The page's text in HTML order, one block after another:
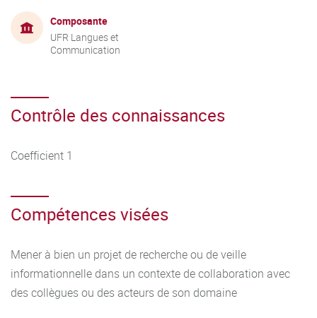
Composante
UFR Langues et
Communication
Contrôle des connaissances
Coefficient 1
Compétences visées
Mener à bien un projet de recherche ou de veille
informationnelle dans un contexte de collaboration avec
des collègues ou des acteurs de son domaine